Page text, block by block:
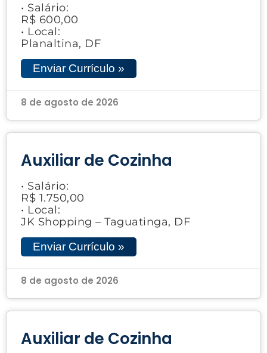
• Salário:
R$ 600,00
• Local:
Planaltina, DF
Enviar Currículo »
8 de agosto de 2026
Auxiliar de Cozinha
• Salário:
R$ 1.750,00
• Local:
JK Shopping – Taguatinga, DF
Enviar Currículo »
8 de agosto de 2026
Auxiliar de Cozinha